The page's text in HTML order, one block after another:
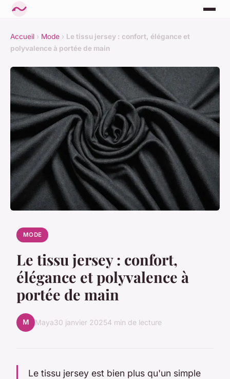
Accueil › Mode › Le tissu jersey : confort, élégance et
polyvalence à portée de main
MODE
Le tissu jersey : confort,
élégance et polyvalence à
portée de main
M Maya30 janvier 20254 min de lecture
Le tissu jersey est bien plus qu'un simple